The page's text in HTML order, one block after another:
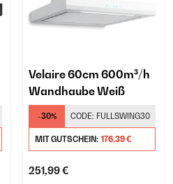
Velaire 60cm 600m³/h
Wandhaube Weiß
-30% CODE: FULLSWING30
MIT GUTSCHEIN: 176,39 €
251,99 €